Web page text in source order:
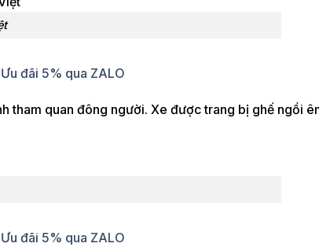
Ưu đãi 5% qua ZALO
tham quan đông người. Xe được trang bị ghế ngồi
Ưu đãi 5% qua ZALO